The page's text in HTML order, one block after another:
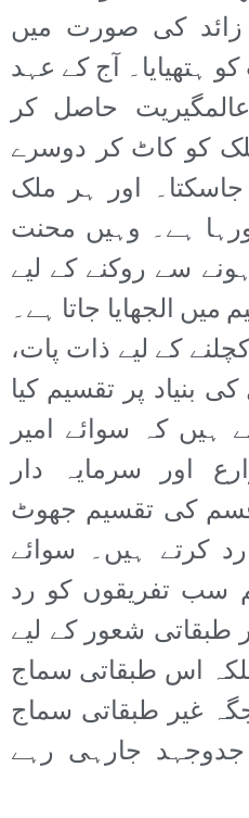
زائد کی صورت میں
آج کے عہد
حاصل کر
کو کاٹ کر دوسرے
اور ہر ملک
ہے۔ وہیں محنت
سے روکنے کے لیے
الجھایا جاتا ہے۔
کے لیے ذات پات،
بنیاد پر تقسیم کیا
کہ سوائے امیر
اور سرمایہ دار
کی تقسیم جھوٹ
کرتے ہیں۔ سوائے
سب تفریقوں کو رد
شعور کے لیے
اس طبقاتی سماج
غیر طبقاتی سماج
جارہی رہے